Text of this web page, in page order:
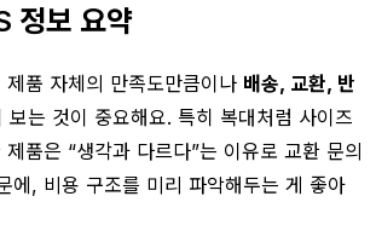
정보 요약
품 자체의 만족도만큼이나 배송, 교환, 반
보는 것이 중요해요. 특히 복대처럼 사이즈
품은 “생각과 다르다”는 이유로 교환 문의
에, 비용 구조를 미리 파악해두는 게 좋아